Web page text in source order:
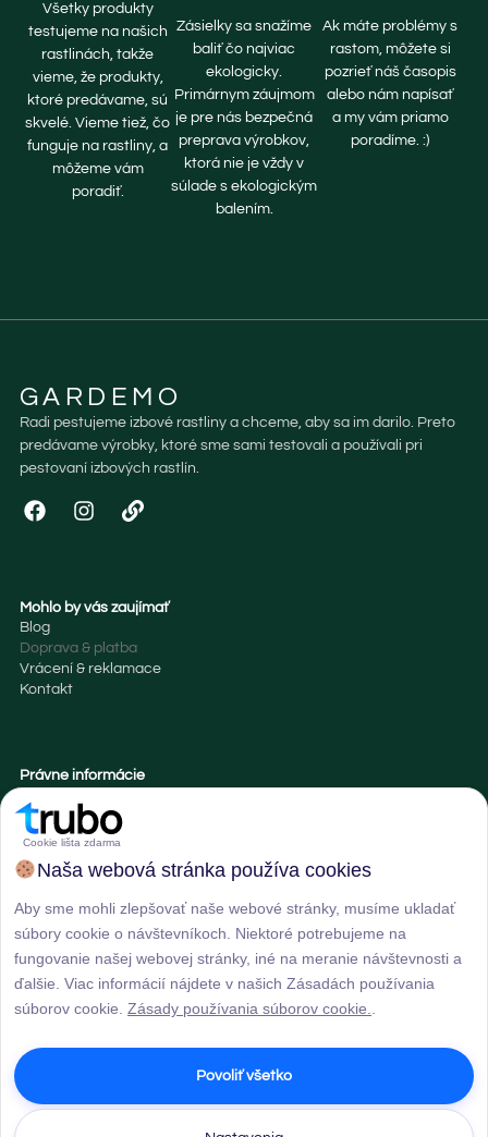
Všetky produkty
testujeme na našich
rastlinách, takže
vieme, že produkty,
ktoré predávame, sú
skvelé. Vieme tiež, čo
funguje na rastliny, a
môžeme vám
poradiť.
Zásielky sa snažíme
baliť čo najviac
ekologicky.
Primárnym záujmom
je pre nás bezpečná
preprava výrobkov,
ktorá nie je vždy v
súlade s ekologickým
balením.
Ak máte problémy s
rastom, môžete si
pozrieť náš časopis
alebo nám napísať
a my vám priamo
poradíme. :)
GARDEMO
Radi pestujeme izbové rastliny a chceme, aby sa im darilo. Preto
predávame výrobky, ktoré sme sami testovali a používali pri
pestovaní izbových rastlín.
Mohlo by vás zaujímať
Blog
Doprava & platba
Vrácení & reklamace
Kontakt
Právne informácie
Zásady cookies
Pestujete izbové rastliny?
dostanete zľavu. :)
Cookie lišta zdarma
Naša webová stránka používa cookies
Aby sme mohli zlepšovať naše webové stránky, musíme ukladať
súbory cookie o návštevníkoch. Niektoré potrebujeme na
fungovanie našej webovej stránky, iné na meranie návštevnosti a
ďalšie. Viac informácií nájdete v našich Zásadách používania
súborov cookie. Zásady používania súborov cookie.
Povoliť všetko